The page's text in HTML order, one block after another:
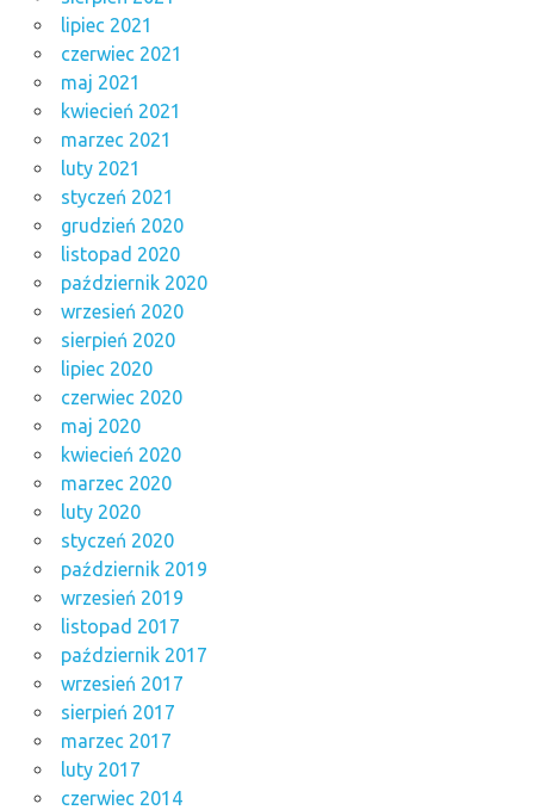
lipiec 2021
czerwiec 2021
maj 2021
kwiecień 2021
marzec 2021
luty 2021
styczeń 2021
grudzień 2020
listopad 2020
październik 2020
wrzesień 2020
sierpień 2020
lipiec 2020
czerwiec 2020
maj 2020
kwiecień 2020
marzec 2020
luty 2020
styczeń 2020
październik 2019
wrzesień 2019
listopad 2017
październik 2017
wrzesień 2017
sierpień 2017
marzec 2017
luty 2017
czerwiec 2014